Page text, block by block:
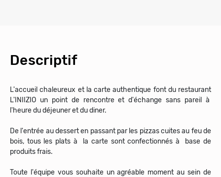
Descriptif
L'accueil chaleureux et la carte authentique font du restaurant
L'INIIZIO un point de rencontre et d'échange sans pareil à
l'heure du déjeuner et du diner.
De l'entrée au dessert en passant par les pizzas cuites au feu de
bois, tous les plats à la carte sont confectionnés à base de
produits frais.
Toute l'équipe vous souhaite un agréable moment au sein de